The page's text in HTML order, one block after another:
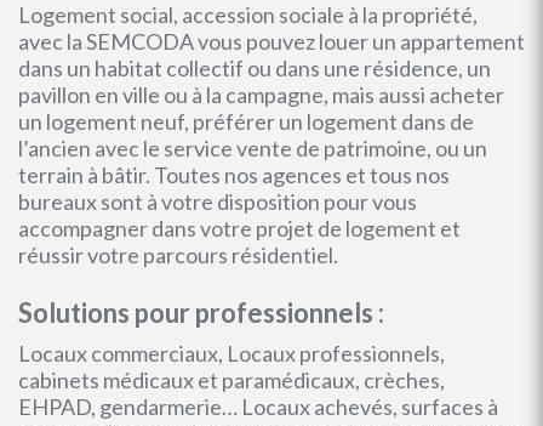
Logement social, accession sociale à la propriété,
avec la SEMCODA vous pouvez louer un appartement
dans un habitat collectif ou dans une résidence, un
pavillon en ville ou à la campagne, mais aussi acheter
un logement neuf, préférer un logement dans de
l’ancien avec le service vente de patrimoine, ou un
terrain à bâtir. Toutes nos agences et tous nos
bureaux sont à votre disposition pour vous
accompagner dans votre projet de logement et
réussir votre parcours résidentiel.
Solutions pour professionnels :
Locaux commerciaux, Locaux professionnels,
cabinets médicaux et paramédicaux, crèches,
EHPAD, gendarmerie… Locaux achevés, surfaces à